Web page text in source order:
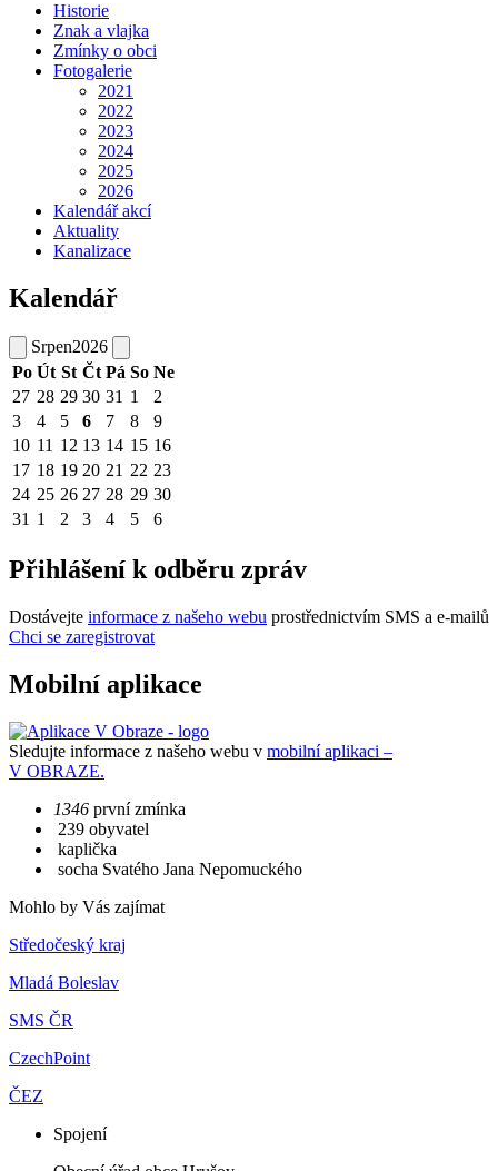
Historie
Znak a vlajka
Zmínky o obci
Fotogalerie
2021
2022
2023
2024
2025
2026
Kalendář akcí
Aktuality
Kanalizace
Kalendář
Srpen2026
Po Út St Čt Pá So Ne
27 28 29 30 31 1
2
3
4 5 6 7 8
9
10 11 12 13 14 15 16
17 18 19 20 21 22 23
24 25 26 27 28 29 30
31 1 2 3 4 5 6
Přihlášení k odběru zpráv
Dostávejte informace z našeho webu prostřednictvím SMS a e-mailů
Chci se zaregistrovat
Mobilní aplikace
Sledujte informace z našeho webu v mobilní aplikaci –
V OBRAZE.
1346 první zmínka
239 obyvatel
kaplička
socha Svatého Jana Nepomuckého
Mohlo by Vás zajímat
Středočeský kraj
Mladá Boleslav
SMS ČR
CzechPoint
ČEZ
Spojení